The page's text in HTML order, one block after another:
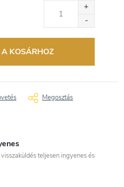
KOSÁRHOZ
Megosztás
teljesen ingyenes és